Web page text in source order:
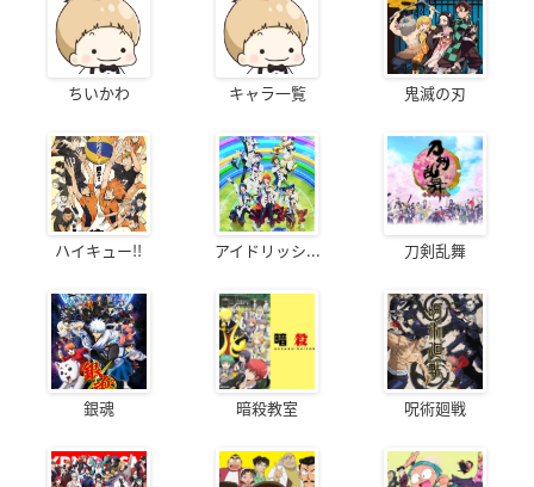
ちいかわ キャラ一覧 鬼滅の刃
ハイキュー!! アイドリッシ... 刀剣乱舞
銀魂 暗殺教室 呪術廻戦